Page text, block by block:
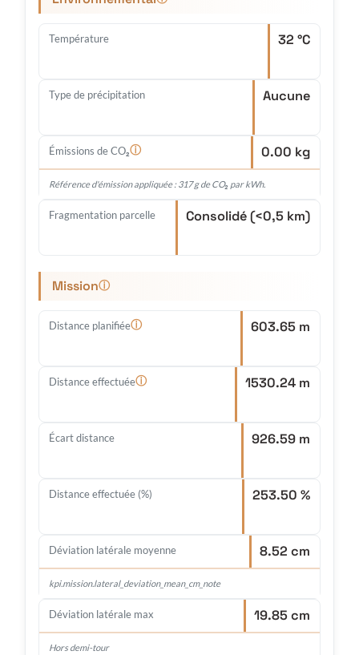
Température 32 °C
Type de précipitation Aucune
Émissions de CO₂ⓘ 0.00 kg
Référence d'émission appliquée : 317 g de CO₂ par kWh.
Fragmentation parcelle Consolidé (<0,5 km)
Missionⓘ
Distance planifiéeⓘ 603.65 m
Distance effectuéeⓘ 1530.24 m
Écart distance 926.59 m
Distance effectuée (%) 253.50 %
Déviation latérale moyenne 8.52 cm
kpi.mission.lateral_deviation_mean_cm_note
Déviation latérale max 19.85 cm
Hors demi-tour